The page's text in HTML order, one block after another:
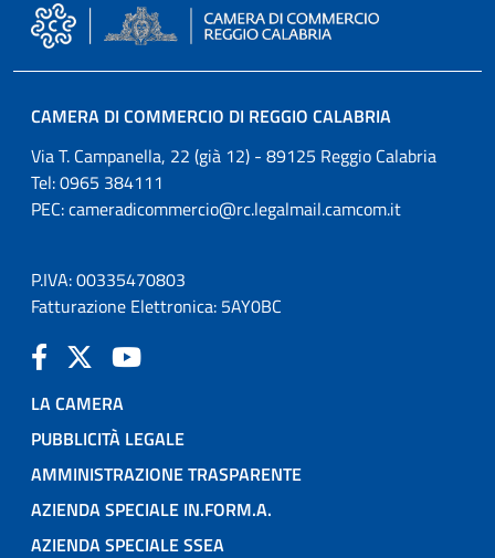
CAMERA DI COMMERCIO DI REGGIO CALABRIA
Via T. Campanella, 22 (già 12) - 89125 Reggio Calabria
Tel: 0965 384111
PEC:cameradicommercio@rc.legalmail.camcom.it
P.IVA: 00335470803
Fatturazione Elettronica: 5AY0BC
LA CAMERA
PUBBLICITÀ LEGALE
AMMINISTRAZIONE TRASPARENTE
AZIENDA SPECIALE IN.FORM.A.
AZIENDA SPECIALE SSEA